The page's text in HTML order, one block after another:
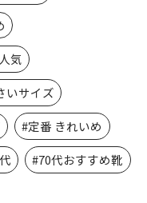
気
いサイズ
#定番 きれいめ
#70代おすすめ靴